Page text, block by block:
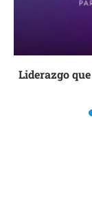
Liderazgo